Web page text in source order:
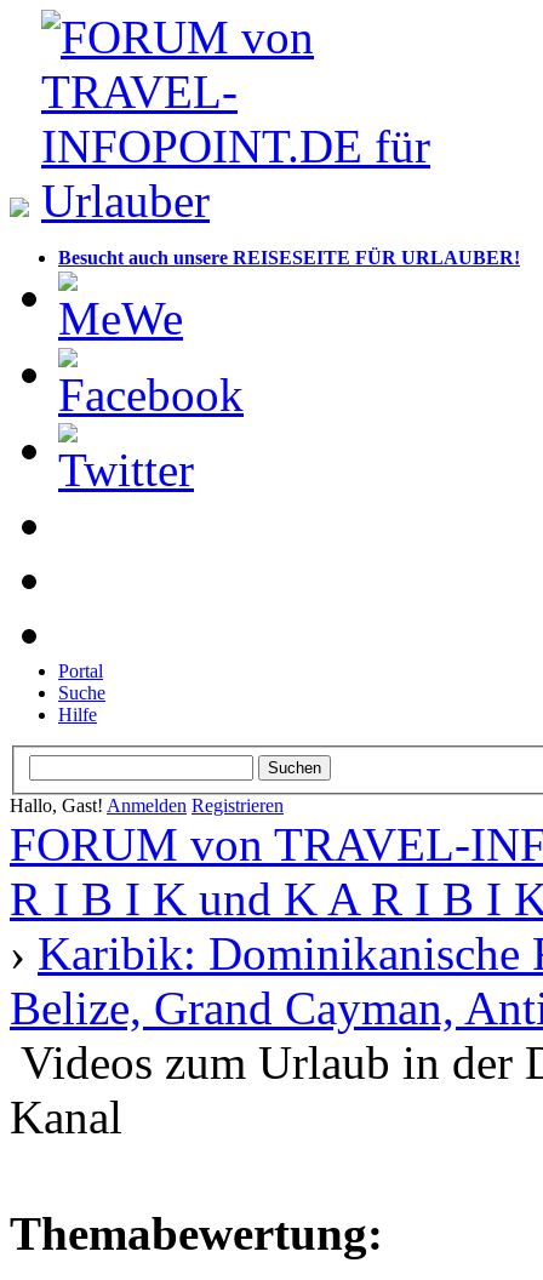
Besucht auch unsere REISESEITE FÜR URLAUBER!
Portal
Suche
Hilfe
Hallo, Gast! Anmelden Registrieren
FORUM von TRAVEL-
R I B I K und K A R I B I
› Karibik: Dominikanische
Belize, Grand Cayman,
Videos zum Urlaub in der
Kanal
Themabewertung: